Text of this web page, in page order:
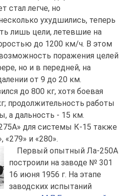
стал легче, но
ухудшились, теперь
лишь цели, летевшие на
до 1200 км/ч. В этом
поражения целей
но и в передней, на
от 9 до 20 км.
до 800 кг, хотя боевая
продолжительность работы
а дальность - 15 км.
для системы К-15 также
«279» и «280».
Первый опытный Ла-250А
построили на заводе № 301
16 июня 1956 г. На этапе
заводских испытаний